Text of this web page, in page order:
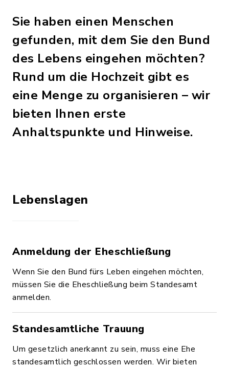
Sie haben einen Menschen
gefunden, mit dem Sie den Bund
des Lebens eingehen möchten?
Rund um die Hochzeit gibt es
eine Menge zu organisieren – wir
bieten Ihnen erste
Anhaltspunkte und Hinweise.
Lebenslagen
Anmeldung der Eheschließung
Wenn Sie den Bund fürs Leben eingehen möchten,
müssen Sie die Eheschließung beim Standesamt
anmelden.
Standesamtliche Trauung
Um gesetzlich anerkannt zu sein, muss eine Ehe
standesamtlich geschlossen werden. Wir bieten